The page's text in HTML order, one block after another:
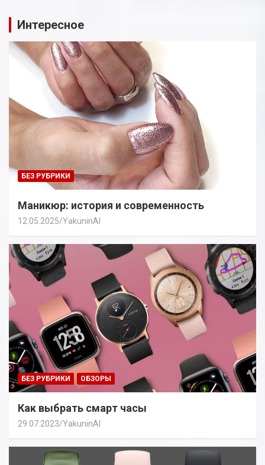
Интересное
БЕЗ РУБРИКИ
Маникюр: история и современность
12.05.2025 YakuninAI
БЕЗ РУБРИКИ ОБЗОРЫ
Как выбрать смарт часы
29.07.2023 YakuninAI